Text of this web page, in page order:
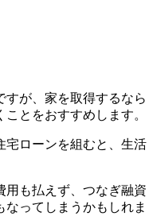
すが、家を取得するなら
とをおすすめします。
宅ローンを組むと、生活
用も払えず、つなぎ融資
ってしまうかもしれま